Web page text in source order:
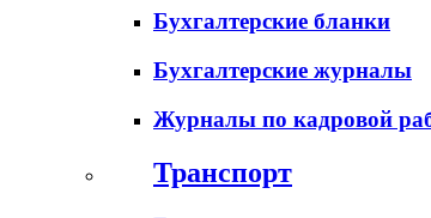
Бухгалтерские бланки
Бухгалтерские журналы
Журналы по кадровой
Транспорт